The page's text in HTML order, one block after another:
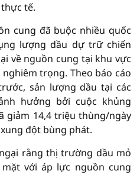
tế.
cung đã buộc nhiều quốc
lượng dầu dự trữ chiến
về nguồn cung tại khu vực
trọng. Theo báo cáo
sản lượng dầu tại các
hưởng bởi cuộc khủng
giảm 14,4 triệu thùng/ngày
đột bùng phát.
rằng thị trường dầu mỏ
với áp lực nguồn cung